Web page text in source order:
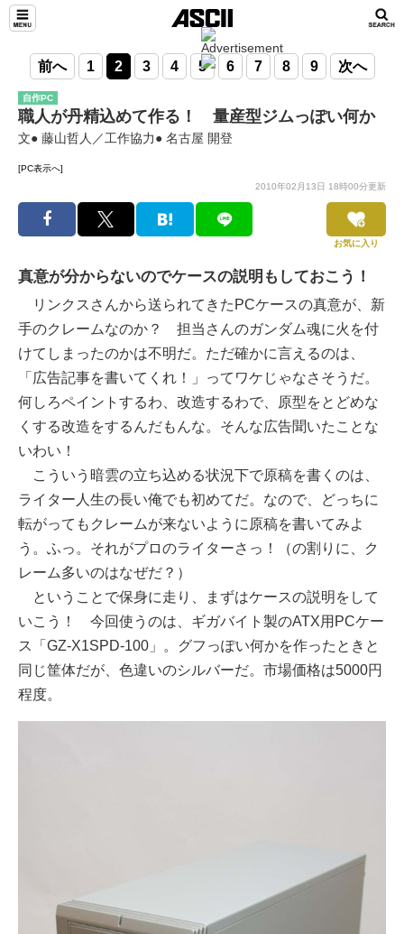
前へ 1 2 3 4 5 6 7 8 9 次へ
自作PC
職人が丹精込めて作る！ 量産型ジムっぽい何か
文● 藤山哲人／工作協力● 名古屋 開登
[PC表示へ]
2010年02月13日 18時00分更新
お気に入り
真意が分からないのでケースの説明もしておこう！
リンクスさんから送られてきたPCケースの真意が、新
手のクレームなのか？ 担当さんのガンダム魂に火を付
けてしまったのかは不明だ。ただ確かに言えるのは、
「広告記事を書いてくれ！」ってワケじゃなさそうだ。
何しろペイントするわ、改造するわで、原型をとどめな
くする改造をするんだもんな。そんな広告聞いたことな
いわい！
こういう暗雲の立ち込める状況下で原稿を書くのは、
ライター人生の長い俺でも初めてだ。なので、どっちに
転がってもクレームが来ないように原稿を書いてみよ
う。ふっ。それがプロのライターさっ！（の割りに、ク
レーム多いのはなぜだ？）
ということで保身に走り、まずはケースの説明をして
いこう！ 今回使うのは、ギガバイト製のATX用PCケー
ス「GZ-X1SPD-100」。グフっぽい何かを作ったときと
同じ筐体だが、色違いのシルバーだ。市場価格は5000円
程度。